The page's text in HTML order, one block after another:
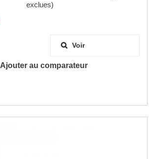
exclues)
Voir
Ajouter au comparateur